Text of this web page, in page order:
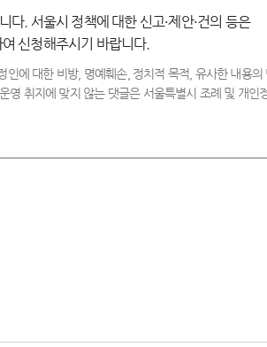
족
다. 서울시 정책에 대한 신고·제안·건의 등은
신청해주시기 바랍니다.
인에 대한 비방, 명예훼손, 정치적 목적, 유사한 내용의
영 취지에 맞지 않는 댓글은 서울특별시 조례 및 개인